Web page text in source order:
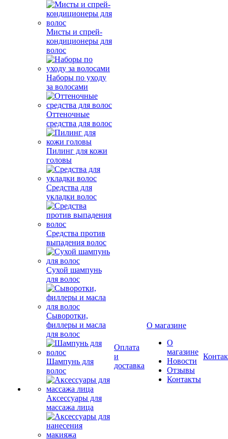
Мисты и спрей-
кондиционеры для
волос
Наборы по уходу
за волосами
Оттеночные
средства для волос
Пилинг для кожи
головы
Средства для
укладки волос
Средства против
выпадения волос
Сухой шампунь
для волос
Сыворотки,
филлеры и масла
для волос
Шампунь для
волос
Аксессуары для
массажа лица
Оплата
и
доставка
О магазине
О
магазине
Новости
Отзывы
Контакты